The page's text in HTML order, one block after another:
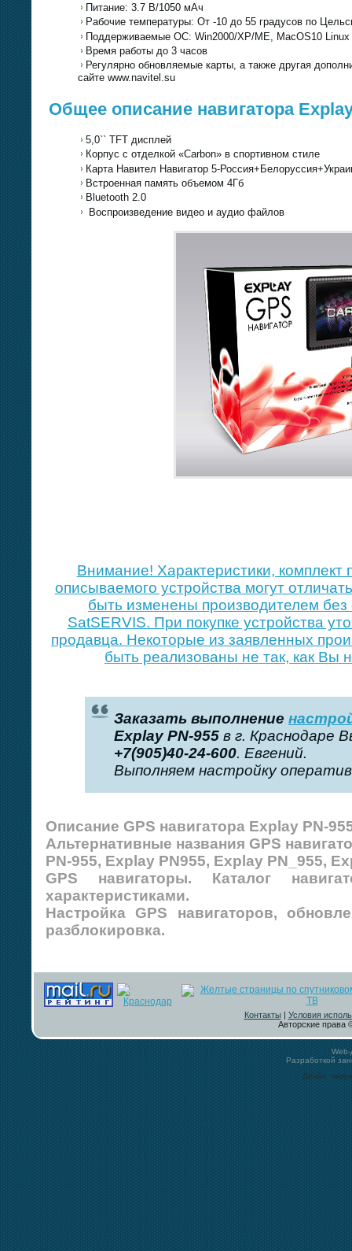
Питание: 3.7 В/1050 мАч
Рабочие температуры: От -10 до 55 градусов по
Поддерживаемые ОС: Win2000/XP/ME, MacOS10
Время работы до 3 часов
Регулярно обновляемые карты, а также другая
сайте www.navitel.su
Общее описание навигатора
5,0`` TFT дисплей
Корпус с отделкой «Carbon» в спортивном стиле
Карта Навител Навигатор 5-
Встроенная память объемом 4Гб
Bluetooth 2.0
Воспроизведение видео и аудио файлов
Внимание! Xарактеристики, комплект
описываемого устройства могут
быть изменены производителем без
SatSERVIS. При покупке устройства
продавца. Некоторые из заявленных
быть реализованы не так, как Вы
Заказать выполнение
Explay PN-955 в г. Краснодаре
+7(905)40-24-600. Евгений.
Выполняем настройку
Описание GPS навигатора Explay PN-
Альтернативные названия GPS
PN-955, Explay PN955, Explay PN_955,
GPS навигаторы. Каталог
характеристиками.
Настройка GPS навигаторов,
разблокировка.
Контакты | Условия
Авторские права
Разработкой
Дизайн,